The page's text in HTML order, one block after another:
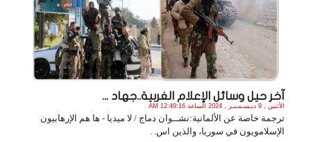
آخر حيل وسائل الإعلام الغربية..جهاد ...
الأثنين , 9 ديـسـمـبـر , 2024 الساعة 12:49:16 AM
ترجمة خاصة عن الألمانية:نشــوان دماج / لا ميديا - ها هم الإرهابيون
الإسلامويون في سوريا، والذين اس. .